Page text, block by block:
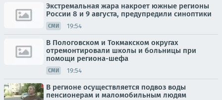
Экстремальная жара накроет южные регионы
России 8 и 9 августа, предупредили синоптики
СМИ 19:54
В Пологовском и Токмакском округах
отремонтировали школы и больницы при
помощи региона-шефа
СМИ 19:54
В регионе осуществляется подвоз воды
пенсионерам и маломобильным людям